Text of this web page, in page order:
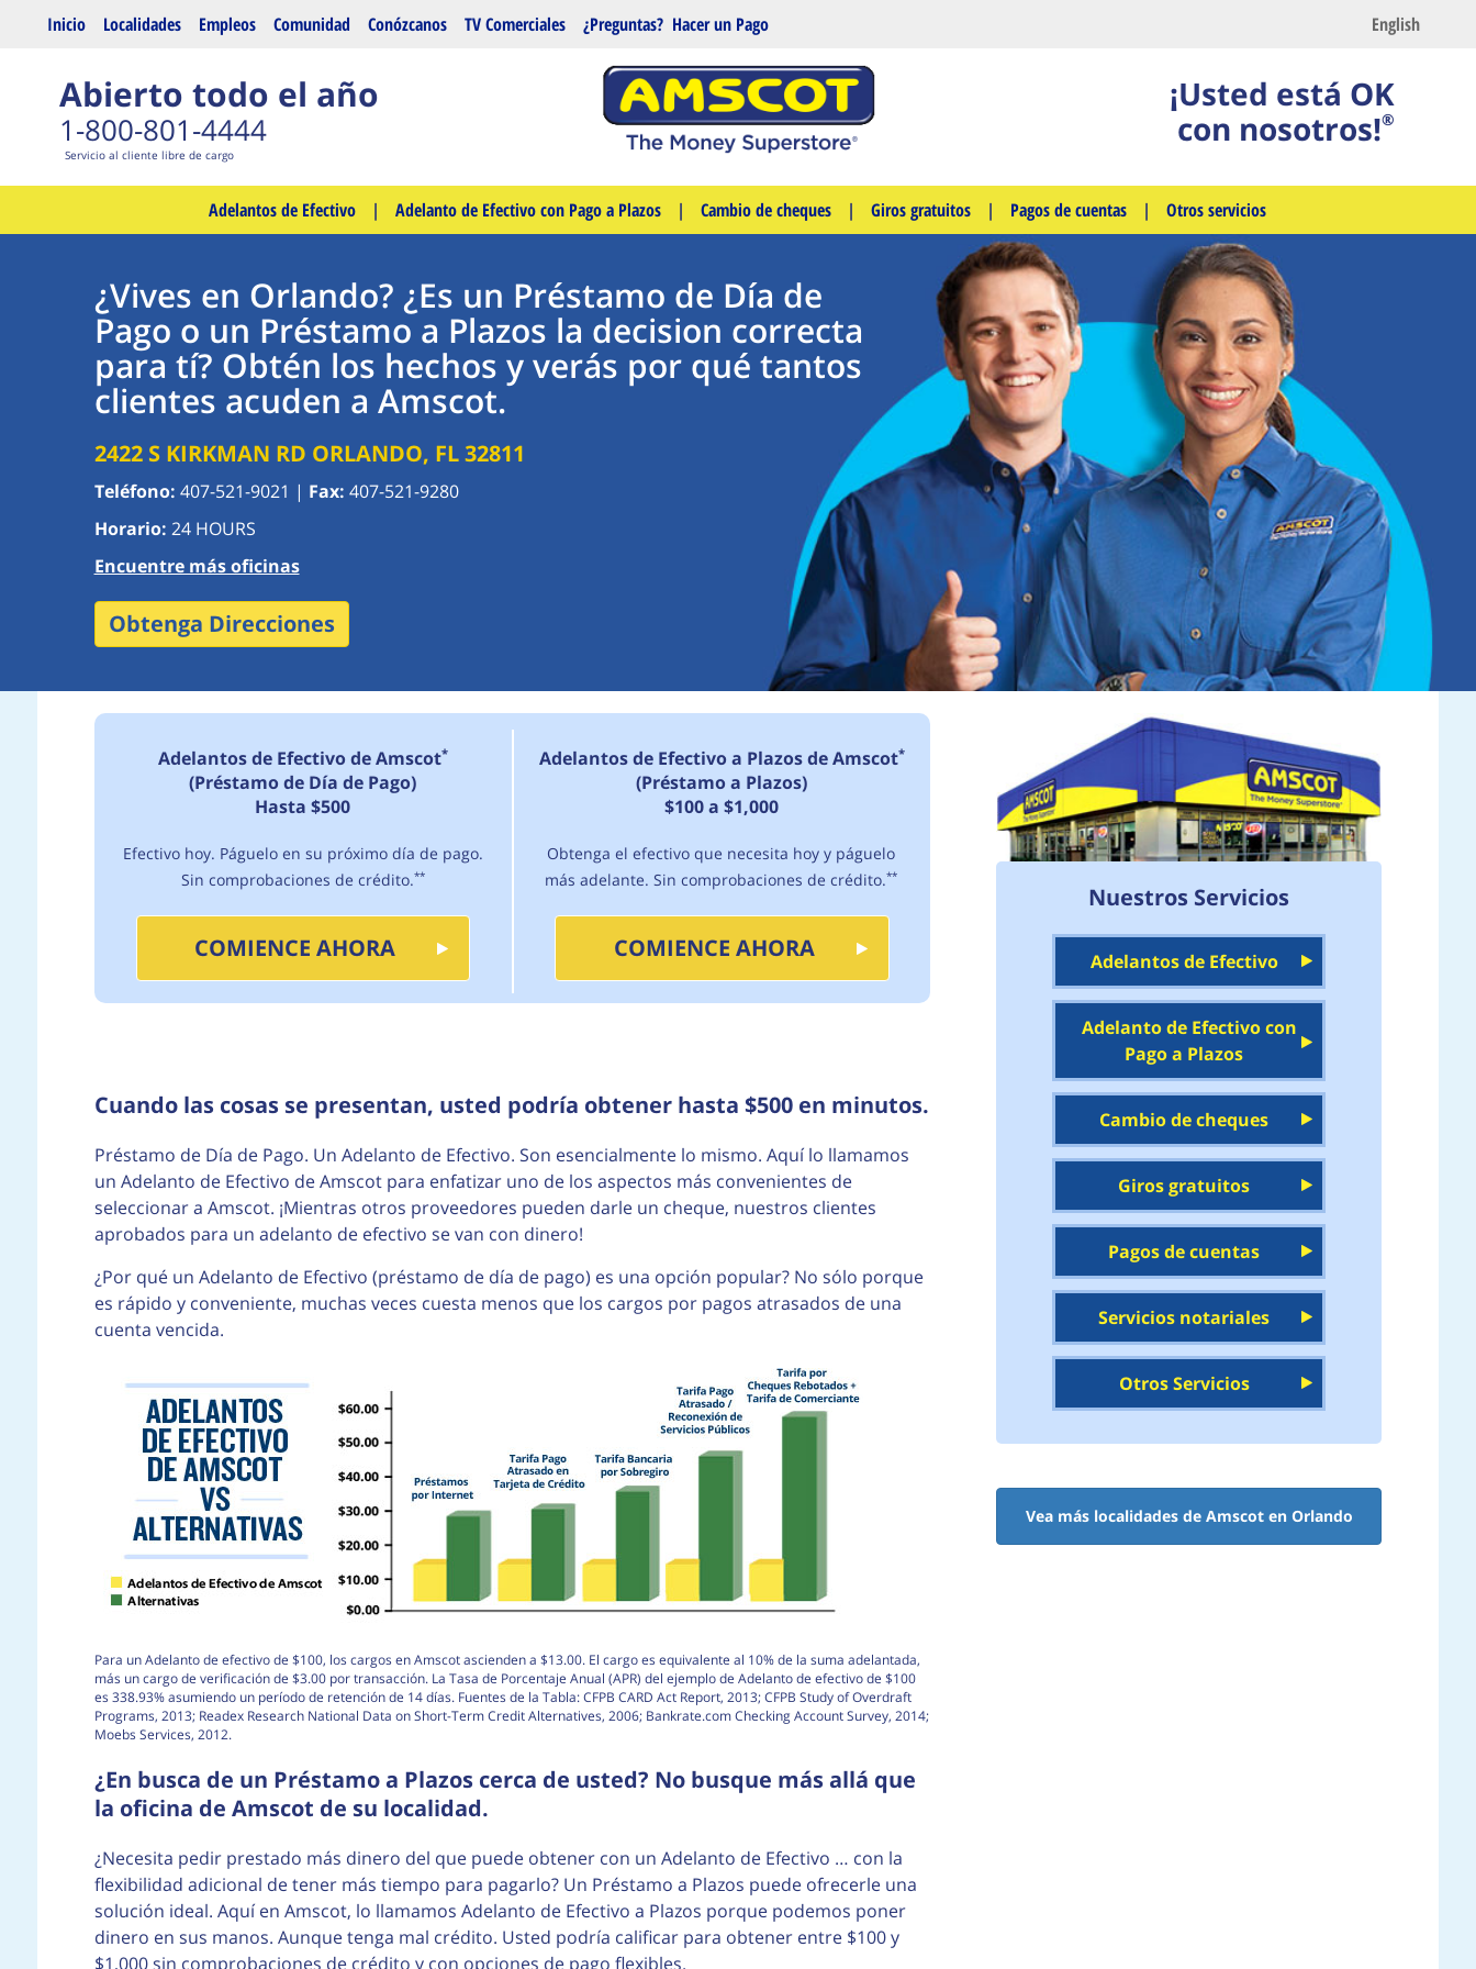
Saltar al contenido principal English
Inicio Localidades Empleos Comunidad Conózcanos TV Comerciales ¿Preguntas? Hacer un Pago
Abierto todo el año
1-800-801-4444
Servicio al cliente libre de cargo
¡Usted está OK
con nosotros!®
Adelantos de Efectivo | Adelanto de Efectivo con Pago a Plazos | Cambio de cheques | Giros gratuitos | Pagos de cuentas | Otros servicios
¿Vives en Orlando? ¿Es un Préstamo de Día de
Pago o un Préstamo a Plazos la decision correcta
para tí? Obtén los hechos y verás por qué tantos
clientes acuden a Amscot.
2422 S KIRKMAN RD ORLANDO, FL 32811
Teléfono: 407-521-9021 | Fax: 407-521-9280
Horario: 24 HOURS
Encuentre más oficinas
Obtenga Direcciones
Adelantos de Efectivo de Amscot*
(Préstamo de Día de Pago)
Hasta $500
Efectivo hoy. Páguelo en su próximo día de pago.
Sin comprobaciones de crédito.**
COMIENCE AHORA
Adelantos de Efectivo a Plazos de Amscot*
(Préstamo a Plazos)
$100 a $1,000
Obtenga el efectivo que necesita hoy y páguelo
más adelante. Sin comprobaciones de crédito.**
COMIENCE AHORA
Cuando las cosas se presentan, usted podría obtener hasta $500 en minutos.
Préstamo de Día de Pago. Un Adelanto de Efectivo. Son esencialmente lo mismo. Aquí lo llamamos
un Adelanto de Efectivo de Amscot para enfatizar uno de los aspectos más convenientes de
seleccionar a Amscot. ¡Mientras otros proveedores pueden darle un cheque, nuestros clientes
aprobados para un adelanto de efectivo se van con dinero!
¿Por qué un Adelanto de Efectivo (préstamo de día de pago) es una opción popular? No sólo porque
es rápido y conveniente, muchas veces cuesta menos que los cargos por pagos atrasados de una
cuenta vencida.
Para un Adelanto de efectivo de $100, los cargos en Amscot ascienden a $13.00. El cargo es equivalente al 10% de la suma adelantada,
más un cargo de verificación de $3.00 por transacción. La Tasa de Porcentaje Anual (APR) del ejemplo de Adelanto de efectivo de $100
es 338.93% asumiendo un período de retención de 14 días. Fuentes de la Tabla: CFPB CARD Act Report, 2013; CFPB Study of Overdraft
Programs, 2013; Readex Research National Data on Short-Term Credit Alternatives, 2006; Bankrate.com Checking Account Survey, 2014;
Moebs Services, 2012.
¿En busca de un Préstamo a Plazos cerca de usted? No busque más allá que
la oficina de Amscot de su localidad.
¿Necesita pedir prestado más dinero del que puede obtener con un Adelanto de Efectivo … con la
flexibilidad adicional de tener más tiempo para pagarlo? Un Préstamo a Plazos puede ofrecerle una
solución ideal. Aquí en Amscot, lo llamamos Adelanto de Efectivo a Plazos porque podemos poner
dinero en sus manos. Aunque tenga mal crédito. Usted podría calificar para obtener entre $100 y
$1,000 sin comprobaciones de crédito y con opciones de pago flexibles.
Nuestros Servicios
Adelantos de Efectivo
Adelanto de Efectivo con
Pago a Plazos
Cambio de cheques
Giros gratuitos
Pagos de cuentas
Servicios notariales
Otros Servicios
Vea más localidades de Amscot en Orlando